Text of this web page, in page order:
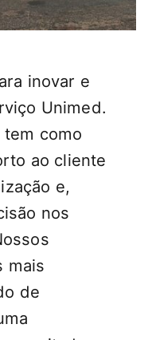
inovar e
Unimed.
como
ao cliente
e,
nos
mais
de